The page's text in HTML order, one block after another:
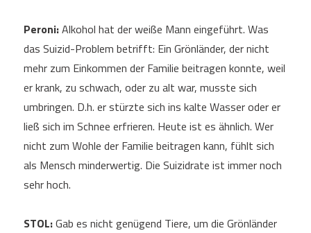
Peroni:Alkohol hat der weiße Mann eingeführt. Was
das Suizid-Problem betrifft: Ein Grönländer, der nicht
mehr zum Einkommen der Familie beitragen konnte, weil
er krank, zu schwach, oder zu alt war, musste sich
umbringen. D.h. er stürzte sich ins kalte Wasser oder er
ließ sich im Schnee erfrieren. Heute ist es ähnlich. Wer
nicht zum Wohle der Familie beitragen kann, fühlt sich
als Mensch minderwertig. Die Suizidrate ist immer noch
sehr hoch.
STOL:Gab es nicht genügend Tiere, um die Grönländer